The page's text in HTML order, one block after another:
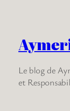
Le blog de
et